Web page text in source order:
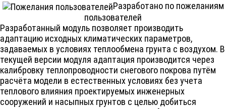
Разработано по пожеланиям
пользователей
Разработанный модуль позволяет производить
адаптацию исходных климатических параметров,
задаваемых в условиях теплообмена грунта с воздухом. В
текущей версии модуля адаптация производится через
калибровку теплопроводности снегового покрова путём
расчёта модели в естественных условиях без учета
теплового влияния проектируемых инженерных
сооружений и насыпных грунтов с целью добиться